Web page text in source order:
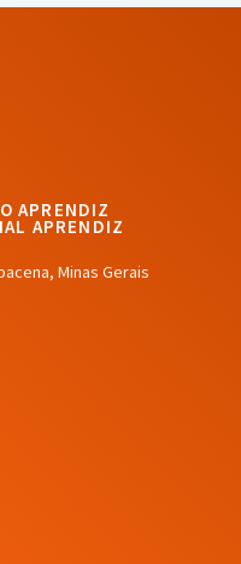
APRENDIZ
APRENDIZ
Minas Gerais